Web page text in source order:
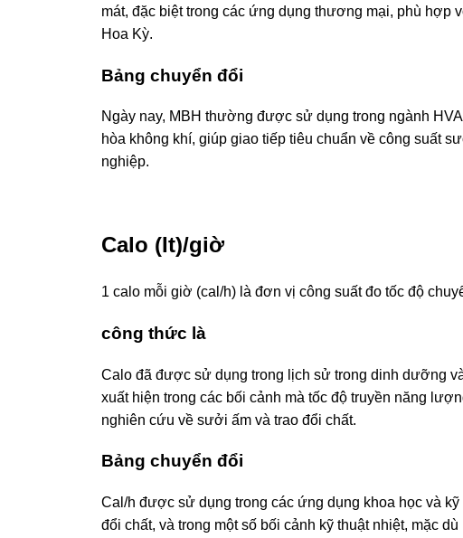
mát, đặc biệt trong các ứng dụng thương mại, phù
Hoa Kỳ.
Bảng chuyển đổi
Ngày nay, MBH thường được sử dụng trong ngành
hòa không khí, giúp giao tiếp tiêu chuẩn về công suất
nghiệp.
Calo (It)/giờ
1 calo mỗi giờ (cal/h) là đơn vị công suất đo tốc độ
công thức là
Calo đã được sử dụng trong lịch sử trong dinh dưỡng
xuất hiện trong các bối cảnh mà tốc độ truyền năng
nghiên cứu về sưởi ấm và trao đổi chất.
Bảng chuyển đổi
Cal/h được sử dụng trong các ứng dụng khoa học và
đổi chất, và trong một số bối cảnh kỹ thuật nhiệt, mặc